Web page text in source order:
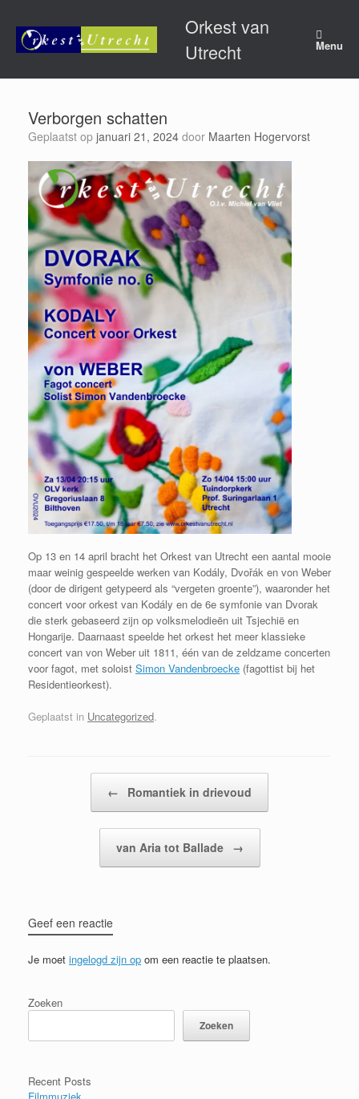
inhoud
Orkest van
Utrecht
Menu
Verborgen schatten
Geplaatst op januari 21, 2024 door Maarten Hogervorst
Op 13 en 14 april bracht het Orkest van Utrecht een aantal mooie
maar weinig gespeelde werken van Kodály, Dvořák en von Weber
(door de dirigent getypeerd als “vergeten groente”), waaronder het
concert voor orkest van Kodály en de 6e symfonie van Dvorak
die sterk gebaseerd zijn op volksmelodieën uit Tsjechië en
Hongarije. Daarnaast speelde het orkest het meer klassieke
concert van von Weber uit 1811, één van de zeldzame concerten
voor fagot, met soloist Simon Vandenbroecke (fagottist bij het
Residentieorkest).
Geplaatst in Uncategorized.
← Romantiek in drievoud
van Aria tot Ballade →
Geef een reactie
Je moet ingelogd zijn op om een reactie te plaatsen.
Zoeken
Zoeken
Recent Posts